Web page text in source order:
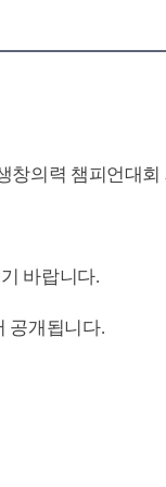
창의력 챔피언대
바랍니다.
공개됩니다.